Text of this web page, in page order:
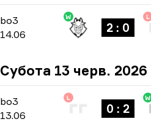
bo3
bo3
14.06
W
2 : 0
L
Субота 13 черв. 2026
bo3
bo3
13.06
L
0 : 2
W